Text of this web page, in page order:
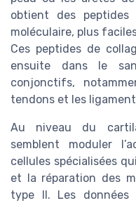
obtient des
moléculaire, plus
Ces peptides de
ensuite dans le
conjonctifs,
tendons et les
Au niveau du
semblent moduler
cellules spécialisées
et la réparation des
type II. Les données